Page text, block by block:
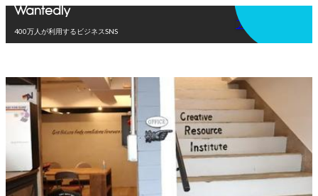
400万人が利用するビジネスSNS
アプリを使う